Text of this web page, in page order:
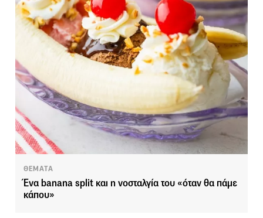
ΘΕΜΑΤΑ
Ένα banana split και η νοσταλγία του «όταν θα πάμε
κάπου»